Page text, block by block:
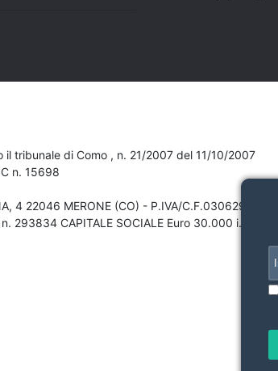
tribunale di Como , n. 21/2007 del 11/10/2007
n. 15698
4 22046 MERONE (CO) - P.IVA/C.F.03062910132
293834 CAPITALE SOCIALE Euro 30.000 i.v.